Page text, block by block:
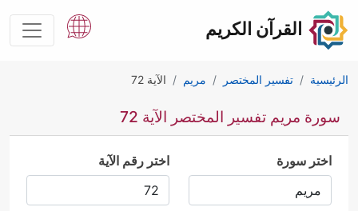
القرآن الكريم
الرئيسية تفسير المختصر مريم الآية 72
سورة مريم تفسير المختصر الآية 72
اختر سورة اختر رقم الآية